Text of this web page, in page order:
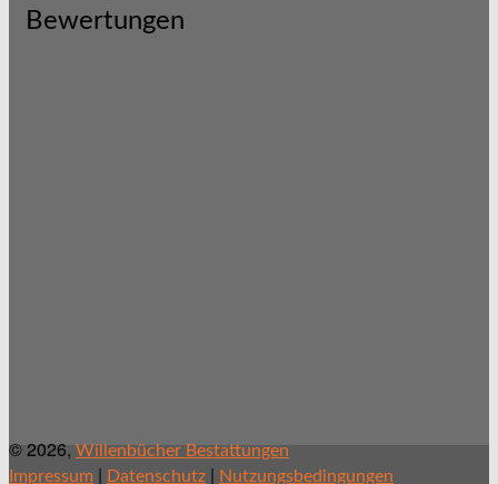
Bewertungen
© 2026, Willenbücher Bestattungen
Impressum | Datenschutz | Nutzungsbedingungen